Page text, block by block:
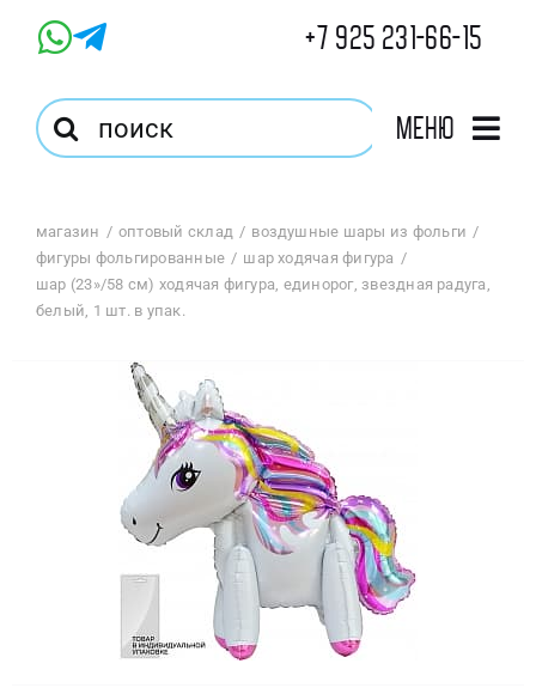
+7 925 231-66-15
Результат
поиска:
Меню
Магазин
Оптовый Магазин
Избранное
Доставка
магазин оптовый склад
воздушные шары из фольги
фигуры фольгированные
шар ходячая фигура
шар (23»/58 см) ходячая фигура, единорог, звездная радуга,
белый, 1 шт. в упак.